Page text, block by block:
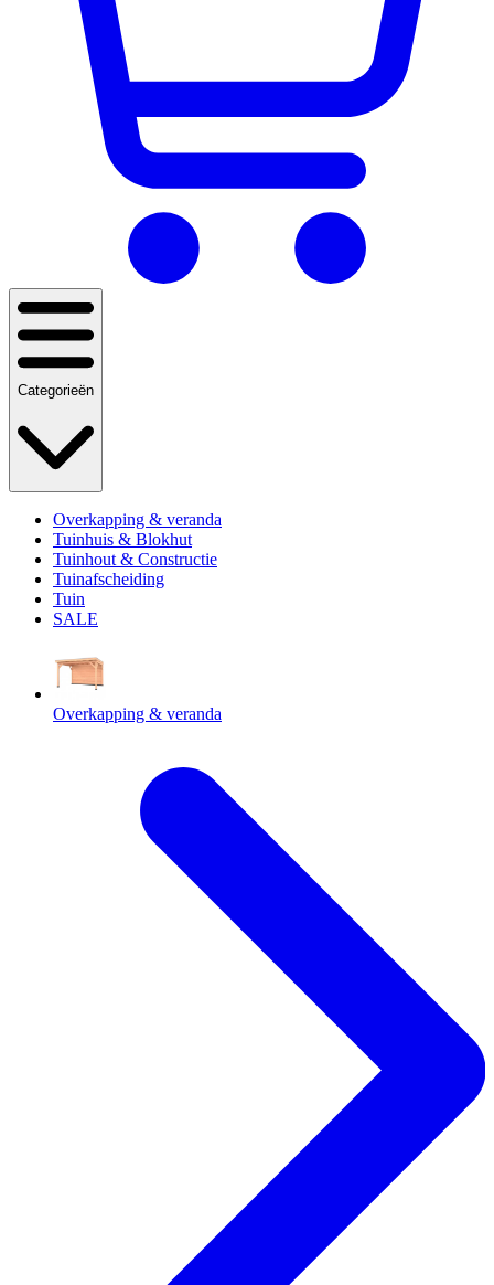
Categorieën
Overkapping & veranda
Tuinhuis & Blokhut
Tuinhout & Constructie
Tuinafscheiding
Tuin
SALE
Overkapping & veranda